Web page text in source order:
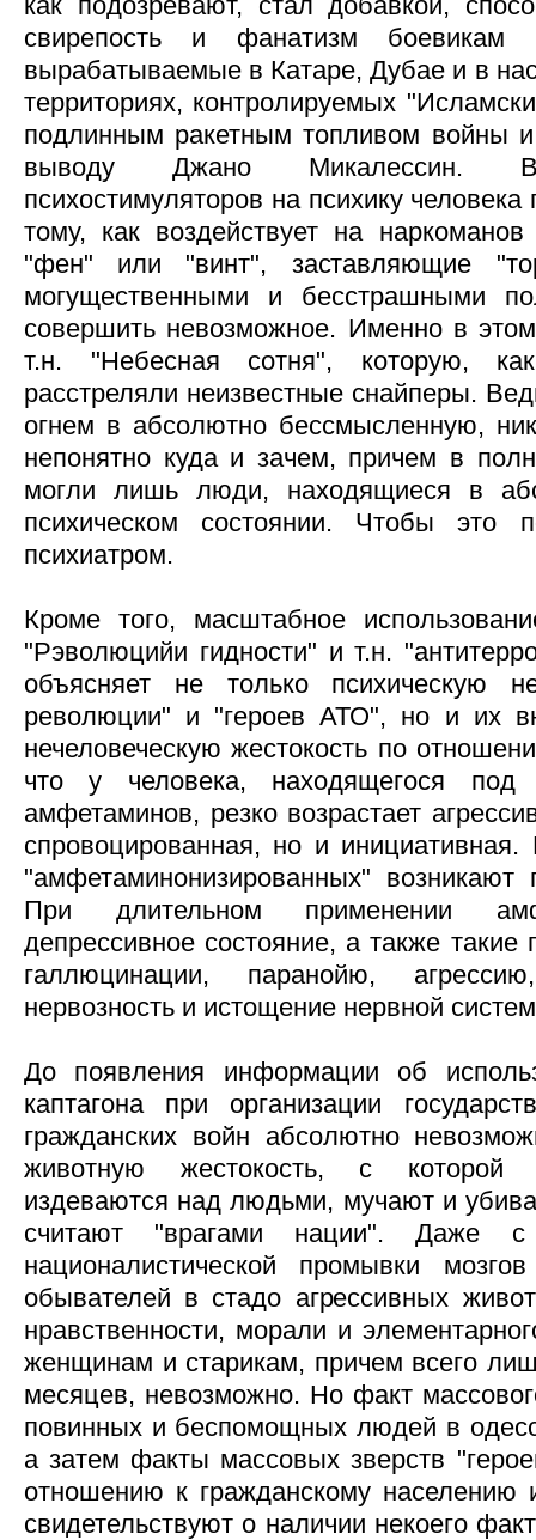
свирепость и фанатизм
вырабатываемые в Катаре, Дубае и в
территориях, контролируемых
подлинным ракетным топливом войны
выводу Джано Микалессин.
психостимуляторов на психику человека
тому, как воздействует на
"фен" или "винт", заставляющие
могущественными и бесстрашными
совершить невозможное. Именно в
т.н. "Небесная сотня", которую,
расстреляли неизвестные снайперы.
огнем в абсолютно бессмысленную,
непонятно куда и зачем, причем в
могли лишь люди, находящиеся в
психическом состоянии. Чтобы это
психиатром.
Кроме того, масштабное
"Рэволюцийи гидности" и т.н.
объясняет не только психическую
революции" и "героев АТО", но и их
нечеловеческую жестокость по
что у человека, находящегося под
амфетаминов, резко возрастает
спровоцированная, но и
"амфетаминонизированных"
При длительном применении
депрессивное состояние, а также
галлюцинации, паранойю,
нервозность и истощение нервной
До появления информации об
каптагона при организации
гражданских войн абсолютно
животную жестокость, с которой
издеваются над людьми, мучают и
считают "врагами нации". Даже с
националистической промывки
обывателей в стадо агрессивных
нравственности, морали и
женщинам и старикам, причем всего
месяцев, невозможно. Но факт
повинных и беспомощных людей в
а затем факты массовых зверств
отношению к гражданскому
свидетельствуют о наличии некоего